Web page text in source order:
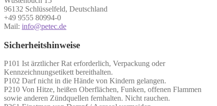
96132 Schlüsselfeld, Deutschland
+49 9555 80994-0
Mail: info@petec.de
Sicherheitshinweise
P101 Ist ärztlicher Rat erforderlich, Verpackung oder
Kennzeichnungsetikett bereithalten.
P102 Darf nicht in die Hände von Kindern gelangen.
P210 Von Hitze, heißen Oberflächen, Funken, offenen Flammen
sowie anderen Zündquellen fernhalten. Nicht rauchen.